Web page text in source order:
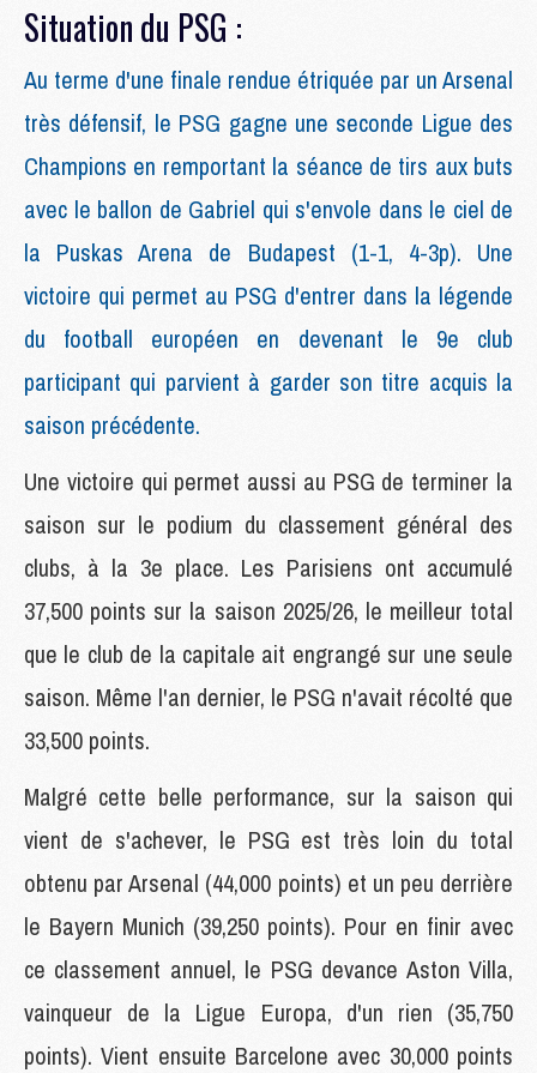
Situation du PSG :
Au terme d'une finale rendue étriquée par un Arsenal
très défensif, le PSG gagne une seconde Ligue des
Champions en remportant la séance de tirs aux buts
avec le ballon de Gabriel qui s'envole dans le ciel de
la Puskas Arena de Budapest (1-1, 4-3p). Une
victoire qui permet au PSG d'entrer dans la légende
du football européen en devenant le 9e club
participant qui parvient à garder son titre acquis la
saison précédente.
Une victoire qui permet aussi au PSG de terminer la
saison sur le podium du classement général des
clubs, à la 3e place. Les Parisiens ont accumulé
37,500 points sur la saison 2025/26, le meilleur total
que le club de la capitale ait engrangé sur une seule
saison. Même l'an dernier, le PSG n'avait récolté que
33,500 points.
Malgré cette belle performance, sur la saison qui
vient de s'achever, le PSG est très loin du total
obtenu par Arsenal (44,000 points) et un peu derrière
le Bayern Munich (39,250 points). Pour en finir avec
ce classement annuel, le PSG devance Aston Villa,
vainqueur de la Ligue Europa, d'un rien (35,750
points). Vient ensuite Barcelone avec 30,000 points